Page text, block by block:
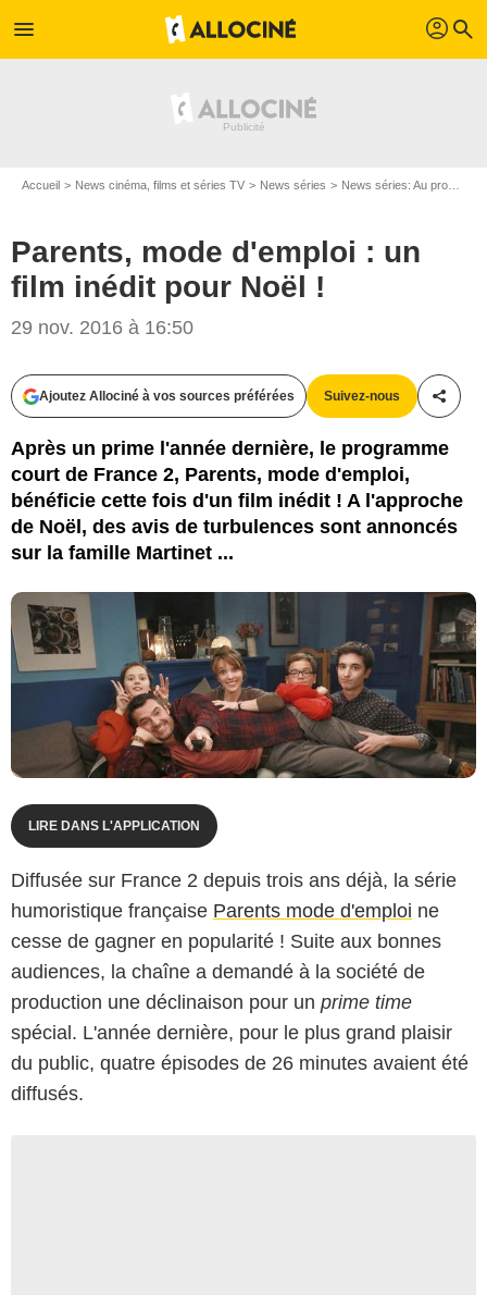
menu profil search
Accueil News cinéma, films et séries TV News séries News séries: Au programme
Parents, mode d'emploi : un
film inédit pour Noël !
29 nov. 2016 à 16:50
Ajoutez Allociné à vos sources préférées Suivez-nous
Après un prime l'année dernière, le programme
court de France 2, Parents, mode d'emploi,
bénéficie cette fois d'un film inédit ! A l'approche
de Noël, des avis de turbulences sont annoncés
sur la famille Martinet ...
LIRE DANS L'APPLICATION
Diffusée sur France 2 depuis trois ans déjà, la série
humoristique française Parents mode d'emploi ne
cesse de gagner en popularité ! Suite aux bonnes
audiences, la chaîne a demandé à la société de
production une déclinaison pour un prime time
spécial. L'année dernière, pour le plus grand plaisir
du public, quatre épisodes de 26 minutes avaient été
diffusés.